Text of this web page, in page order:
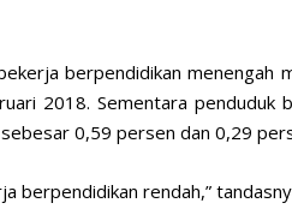
berpendidikan menengah
2018. Sementara penduduk
0,59 persen dan 0,29
berpendidikan rendah,”